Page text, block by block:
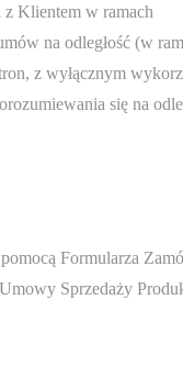
z Klientem w ramach
na odległość (w
z wyłącznym
się na
Formularza
Sprzedaży